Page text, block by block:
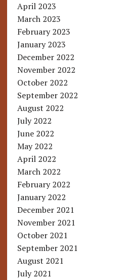
April 2023
March 2023
February 2023
January 2023
December 2022
November 2022
October 2022
September 2022
August 2022
July 2022
June 2022
May 2022
April 2022
March 2022
February 2022
January 2022
December 2021
November 2021
October 2021
September 2021
August 2021
July 2021